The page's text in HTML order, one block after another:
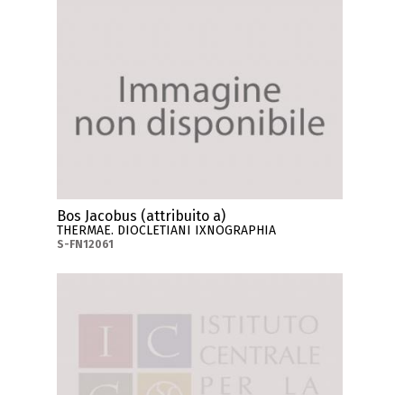
Bos Jacobus (attribuito a)
THERMAE. DIOCLETIANI IXNOGRAPHIA
S-FN12061